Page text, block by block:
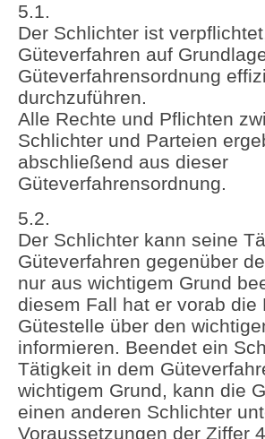
5.1.
Der Schlichter ist
Güteverfahren auf
Güteverfahrensordnung
durchzuführen.
Alle Rechte und Pflichten
Schlichter und Parteien
abschließend aus dieser
Güteverfahrensordnung.
5.2.
Der Schlichter kann seine
Güteverfahren gegenüber
nur aus wichtigem Grund
diesem Fall hat er vorab die
Gütestelle über den
informieren. Beendet ein
Tätigkeit in dem
wichtigem Grund, kann die
einen anderen Schlichter
Voraussetzungen der Ziffer